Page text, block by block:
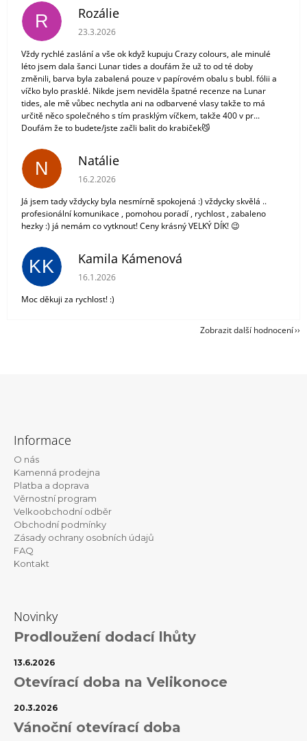
R Rozálie
Hodnocení obchodu je 3 z 5 hvězdiček.
23.3.2026
Vždy rychlé zaslání a vše ok když kupuju Crazy colours, ale minulé
léto jsem dala šanci Lunar tides a doufám že už to od té doby
změnili, barva byla zabalená pouze v papírovém obalu s bubl. fólii a
víčko bylo prasklé. Nikde jsem neviděla špatné recenze na Lunar
tides, ale mě vůbec nechytla ani na odbarvené vlasy takže to má
určitě něco společného s tím prasklým víčkem, takže 400 v pr...
Doufám že to budete/jste začli balit do krabiček😼
N Natálie
Hodnocení obchodu je 5 z 5 hvězdiček.
16.2.2026
Já jsem tady vždycky byla nesmírně spokojená :) vždycky skvělá ..
profesionální komunikace , pomohou poradí , rychlost , zabaleno
hezky :) já nemám co vytknout! Ceny krásný VELKÝ DÍK! 😉
KK Kamila Kámenová
Hodnocení obchodu je 5 z 5 hvězdiček.
16.1.2026
Moc děkuji za rychlost! :)
Zobrazit další hodnocení
Informace
O nás
Kamenná prodejna
Platba a doprava
Věrnostní program
Velkoobchodní odběr
Obchodní podmínky
Zásady ochrany osobních údajů
FAQ
Kontakt
Novinky
Prodloužení dodací lhůty
13.6.2026
Otevírací doba na Velikonoce
20.3.2026
Vánoční otevírací doba